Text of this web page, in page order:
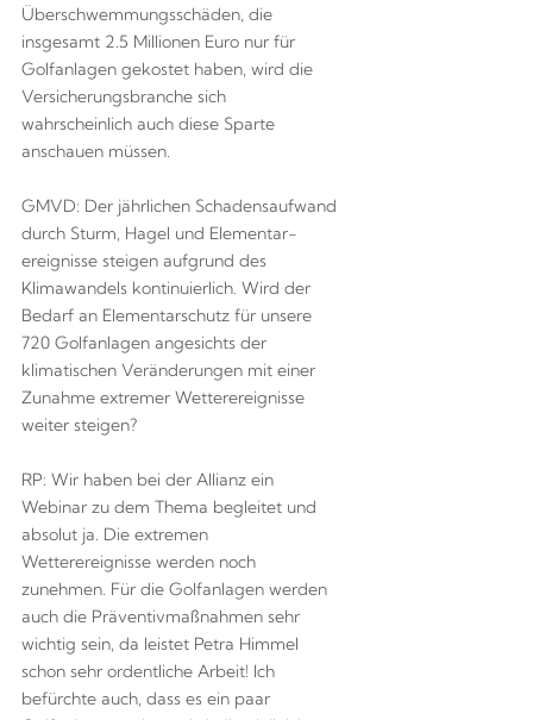
Überschwemmungsschäden, die
insgesamt 2.5 Millionen Euro nur für
Golfanlagen gekostet haben, wird die
Versicherungsbranche sich
wahrscheinlich auch diese Sparte
anschauen müssen.
GMVD: Der jährlichen Schadensaufwand
durch Sturm, Hagel und Elementar-
ereignisse steigen aufgrund des
Klimawandels kontinuierlich. Wird der
Bedarf an Elementarschutz für unsere
720 Golfanlagen angesichts der
klimatischen Veränderungen mit einer
Zunahme extremer Wetterereignisse
weiter steigen?
RP: Wir haben bei der Allianz ein
Webinar zu dem Thema begleitet und
absolut ja. Die extremen
Wetterereignisse werden noch
zunehmen. Für die Golfanlagen werden
auch die Präventivmaßnahmen sehr
wichtig sein, da leistet Petra Himmel
schon sehr ordentliche Arbeit! Ich
befürchte auch, dass es ein paar